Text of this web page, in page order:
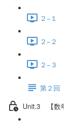
２−１
２−２
２−３
第２回
Unit.3 【数